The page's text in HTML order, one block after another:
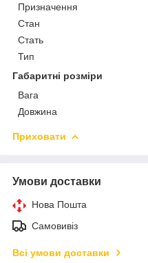
Призначення
Стан
Стать
Тип
Габаритні розміри
Вага
Довжина
Приховати
Умови доставки
Нова Пошта
Самовивіз
Всі умови доставки